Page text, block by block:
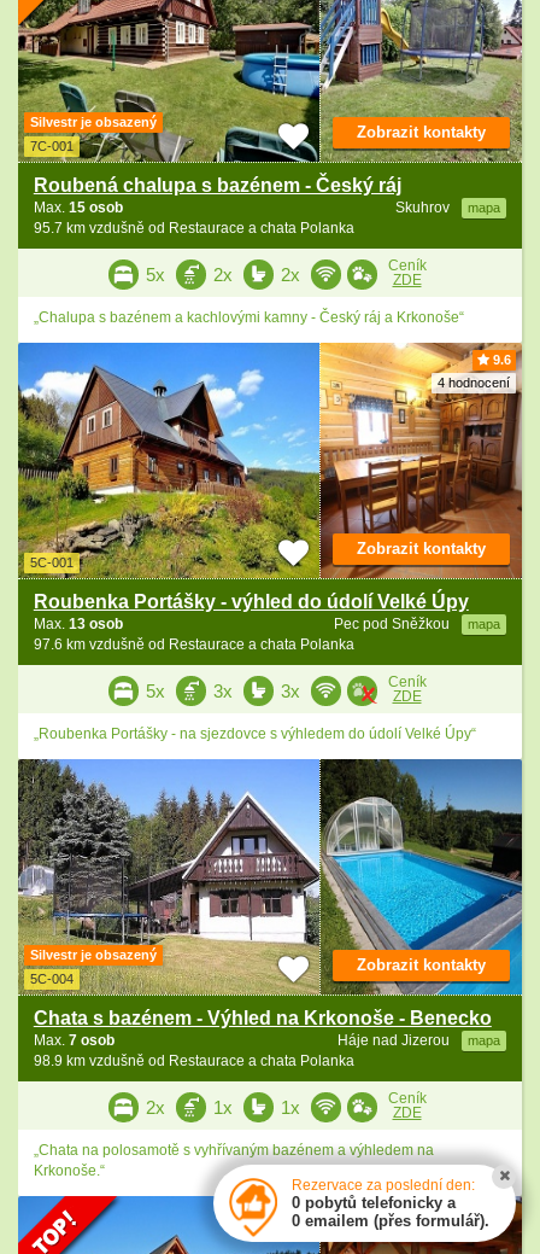
Silvestr je obsazený
7C-001
Roubená chalupa s bazénem - Český ráj
Skuhrov mapa
Max. 15 osob
95.7 km vzdušně od Restaurace a chata Polanka
Zobrazit kontakty
5x 2x 2x
Ceník
ZDE
„Chalupa s bazénem a kachlovými kamny - Český ráj a Krkonoše“
9.6
4 hodnocení
5C-001
Roubenka Portášky - výhled do údolí Velké Úpy
Pec pod Sněžkou mapa
Max. 13 osob
97.6 km vzdušně od Restaurace a chata Polanka
Zobrazit kontakty
5x 3x 3x
Ceník
ZDE
„Roubenka Portášky - na sjezdovce s výhledem do údolí Velké Úpy“
Silvestr je obsazený
5C-004
Chata s bazénem - Výhled na Krkonoše - Benecko
Háje nad Jizerou mapa
Max. 7 osob
98.9 km vzdušně od Restaurace a chata Polanka
Zobrazit kontakty
2x 1x 1x
Ceník
ZDE
„Chata na polosamotě s vyhřívaným bazénem a výhledem na
Krkonoše.“
Rezervace za poslední den:
0 pobytů telefonicky a
0 emailem (přes formulář).